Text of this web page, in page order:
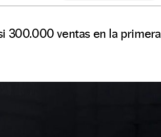
300.000 ventas en la primera